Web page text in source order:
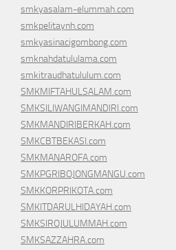
smkyasalam-elummah.com
smkpelitaynh.com
smkyasinacigombong.com
smknahdatululama.com
smkitraudhatululum.com
SMKMIFTAHULSALAM.com
SMKSILIWANGIMANDIRI.com
SMKMANDIRIBERKAH.com
SMKCBTBEKASI.com
SMKMANAROFA.com
SMKPGRIBOJONGMANGU.com
SMKKORPRIKOTA.com
SMKITDARULHIDAYAH.com
SMKSIROJULUMMAH.com
SMKSAZZAHRA.com